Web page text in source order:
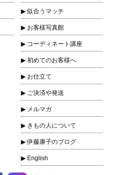
似合うマッチ
お客様写真館
コーディネート講座
初めてのお客様へ
お仕立て
ご決済や発送
メルマガ
きもの人について
伊藤康子のブログ
English